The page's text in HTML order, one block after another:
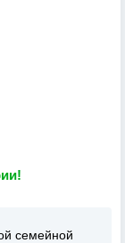
семейной